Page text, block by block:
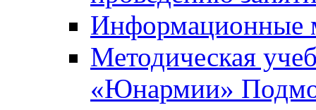
Информационные
Методическая
«Юнармии»